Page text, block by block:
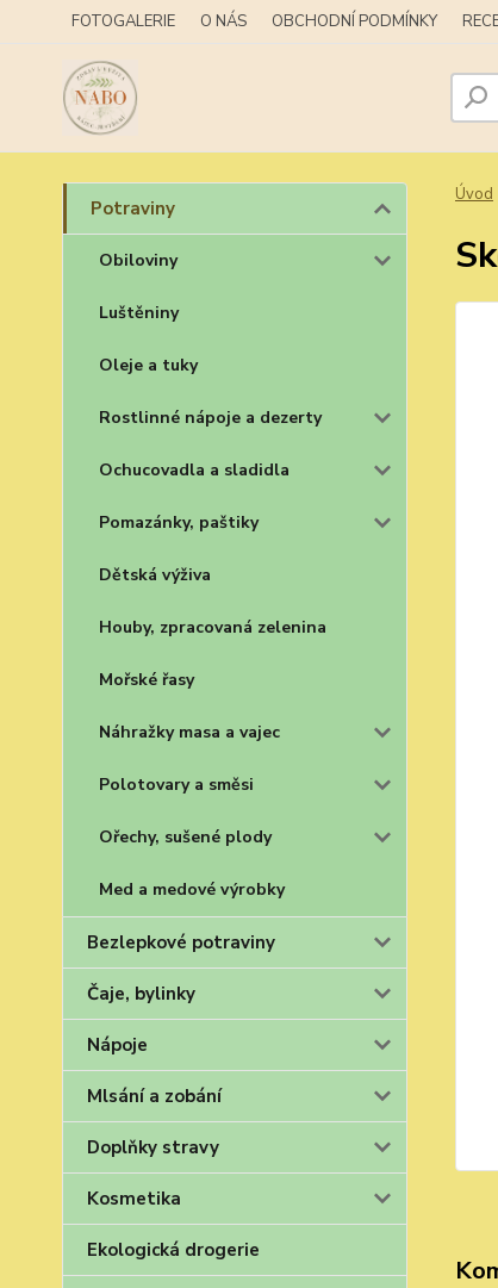
FOTOGALERIE O NÁS OBCHODNÍ PODMÍNKY
Potraviny
Obiloviny
Luštěniny
Oleje a tuky
Rostlinné nápoje a dezerty
Ochucovadla a sladidla
Pomazánky, paštiky
Dětská výživa
Houby, zpracovaná zelenina
Mořské řasy
Náhražky masa a vajec
Polotovary a směsi
Ořechy, sušené plody
Med a medové výrobky
Bezlepkové potraviny
Čaje, bylinky
Nápoje
Mlsání a zobání
Doplňky stravy
Kosmetika
Ekologická drogerie
Úvod